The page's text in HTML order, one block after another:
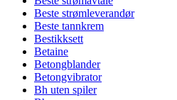
Beste strømleverandør
Beste tannkrem
Bestikksett
Betaine
Betongblander
Betongvibrator
Bh uten spiler